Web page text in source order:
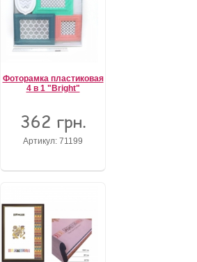
Фоторамка пластиковая
4 в 1 "Bright"
362 грн.
Артикул: 71199